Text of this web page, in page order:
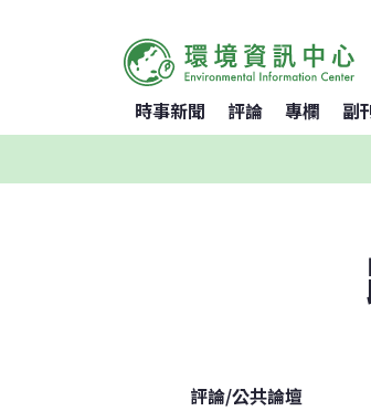
時事新聞 評論 專欄 副
評論/公共論壇